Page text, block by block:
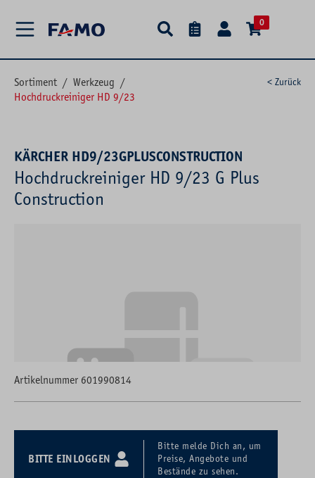
0
Sortiment / Werkzeug /
Hochdruckreiniger HD 9/23
< Zurück
KÄRCHER HD9/23GPLUSCONSTRUCTION
Hochdruckreiniger HD 9/23 G Plus
Construction
Artikelnummer 601990814
BITTE EINLOGGEN
Bitte melde Dich an, um
Preise, Angebote und
Bestände zu sehen.